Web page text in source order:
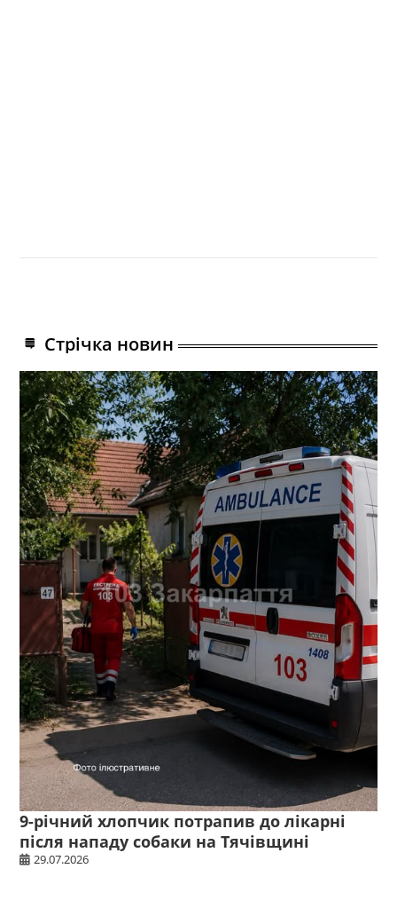
Стрічка новин
9-річний хлопчик потрапив до лікарні
після нападу собаки на Тячівщині
29.07.2026